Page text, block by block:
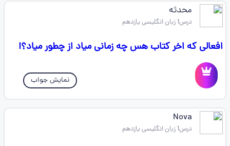
محدثه
درس1 زبان انگلیسی یازدهم
افعالی که اخر کتاب هس چه زمانی میاد از چطور میاد؟!
نمایش جواب
Nova
درس1 زبان انگلیسی یازدهم